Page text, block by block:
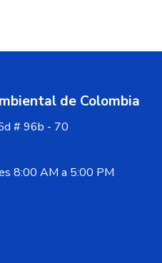
de Colombia
# 96b - 70
8:00 AM a 5:00 PM